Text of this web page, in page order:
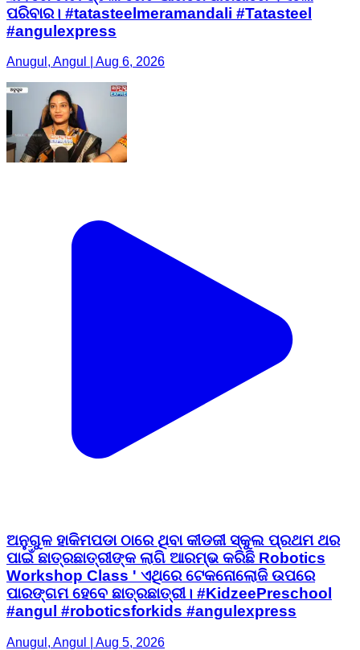
ପରିବାର। #tatasteelmeramandali #Tatasteel
#angulexpress
Anugul, Angul | Aug 6, 2026
ଅନୁଗୁଳ ହାକିମପଡା ଠାରେ ଥିବା କୀଡଜୀ ସ୍କୁଲ ପ୍ରଥମ ଥର
ପାଇଁ ଛାତ୍ରଛାତ୍ରୀଙ୍କ ଲାଗି ଆରମ୍ଭ କରିଛି Robotics
Workshop Class ' ଏଥିରେ ଟେକନୋଲୋଜି ଉପରେ
ପାରଙ୍ଗମ ହେବେ ଛାତ୍ରଛାତ୍ରୀ। #KidzeePreschool
#angul #roboticsforkids #angulexpress
Anugul, Angul | Aug 5, 2026